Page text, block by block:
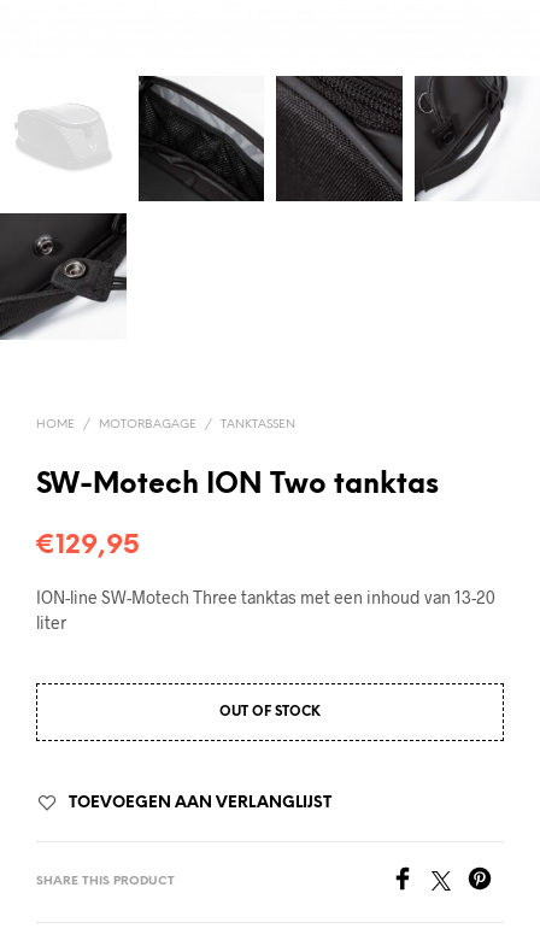
HOME / MOTORBAGAGE / TANKTASSEN
SW-Motech ION Two tanktas
€129,95
ION-line SW-Motech Three tanktas met een inhoud van 13-20
liter
OUT OF STOCK
TOEVOEGEN AAN VERLANGLIJST
SHARE THIS PRODUCT